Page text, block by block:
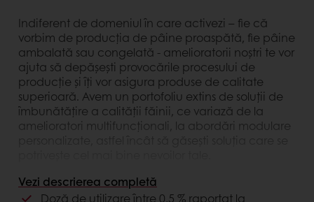
Indiferent de domeniul în care activezi – fie că
vorbim de producția de pâine proaspătă, fie pâine
ambalată sau congelată - amelioratorii noștri te vor
ajuta să depășești provocările procesului de
producție și îți vor asigura produse de calitate
superioară. Avem un portofoliu extins de soluții de
îmbunătățire a calității făinii, ce variază de la
amelioratori multifuncționali, la abordări modulare
Care sunt avantajele utilizării amelioratorilor de
Vezi descrierea completă
Doză de utilizare între 0,5 % raportat la